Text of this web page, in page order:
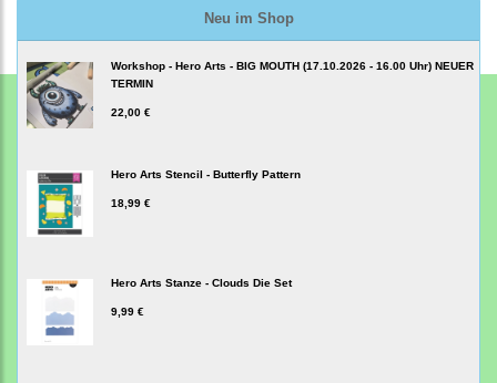
Neu im Shop
Workshop - Hero Arts - BIG MOUTH (17.10.2026 - 16.00 Uhr) NEUER
TERMIN
22,00 €
Hero Arts Stencil - Butterfly Pattern
18,99 €
Hero Arts Stanze - Clouds Die Set
9,99 €